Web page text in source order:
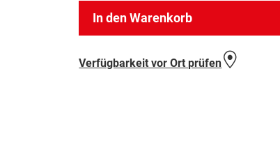
In den Warenkorb
Verfügbarkeit vor Ort prüfen